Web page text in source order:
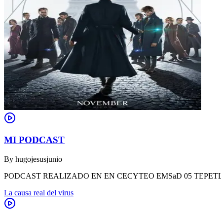
MI PODCAST
By hugojesusjunio
PODCAST REALIZADO EN EN CECYTEO EMSaD 05
La causa real del virus